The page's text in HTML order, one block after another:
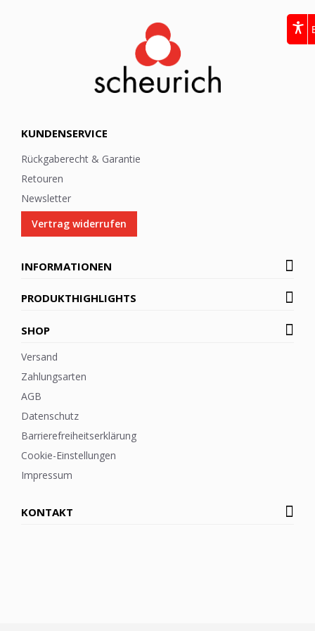
KUNDENSERVICE
Rückgaberecht & Garantie
Retouren
Newsletter
Vertrag widerrufen
INFORMATIONEN
PRODUKTHIGHLIGHTS
SHOP
Versand
Zahlungsarten
AGB
Datenschutz
Barrierefreiheitserklärung
Cookie-Einstellungen
Impressum
KONTAKT